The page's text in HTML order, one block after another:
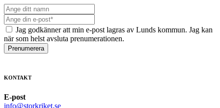
Jag godkänner att min e-post lagras av Lunds kommun. Jag kan
när som helst avsluta prenumerationen.
Prenumerera
KONTAKT
E-post
info@storkriket.se